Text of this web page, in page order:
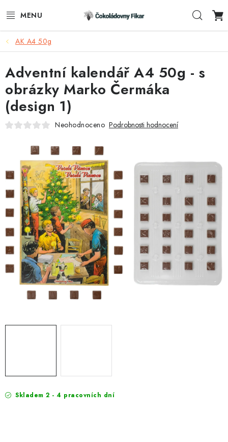
na
ESHOP
REKLAMNÍ VÝROBKY
O NÁS
BLOG
AKTUALITY
KONTAKTY
FUNKČNÍ ČOKOLÁDA
EXKURZE
Jak nakupovat Obchodní podmínky
Podmínky ochrany osobních údajů
AK A4 50g
Skladem 2 - 4 pracovních dní
Adventní kalendář A4 50g - s
obrázky Marko Čermáka
(design 1)
Neohodnoceno Podrobnosti hodnocení